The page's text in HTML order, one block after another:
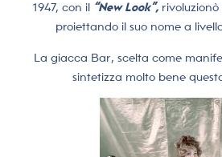
1947, con il “New Look”, rivoluzionò
proiettando il suo nome a
La giacca Bar, scelta come
sintetizza molto bene